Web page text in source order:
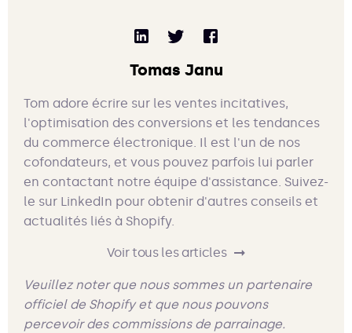
Tomas Janu
Tom adore écrire sur les ventes incitatives,
l'optimisation des conversions et les tendances
du commerce électronique. Il est l'un de nos
cofondateurs, et vous pouvez parfois lui parler
en contactant notre équipe d'assistance. Suivez-
le sur LinkedIn pour obtenir d'autres conseils et
actualités liés à Shopify.
Voir tous les articles
Veuillez noter que nous sommes un partenaire
officiel de Shopify et que nous pouvons
percevoir des commissions de parrainage.